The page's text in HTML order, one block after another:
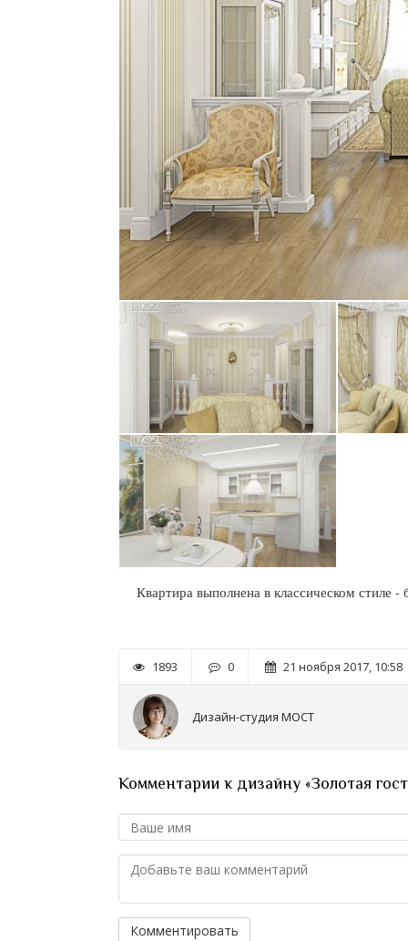
Квартира выполнена в классическом стиле
1893 0 21 ноября 2017, 10:58
Дизайн-студия МОСТ
Комментарии к дизайну «Золотая
Комментировать